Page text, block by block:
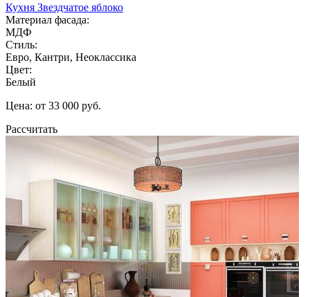
Кухня Звездчатое яблоко
Материал фасада:
МДФ
Стиль:
Евро, Кантри, Неоклассика
Цвет:
Белый
Цена: от 33 000 руб.
Рассчитать